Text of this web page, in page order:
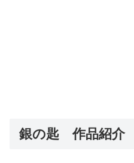
銀の匙 作品紹介